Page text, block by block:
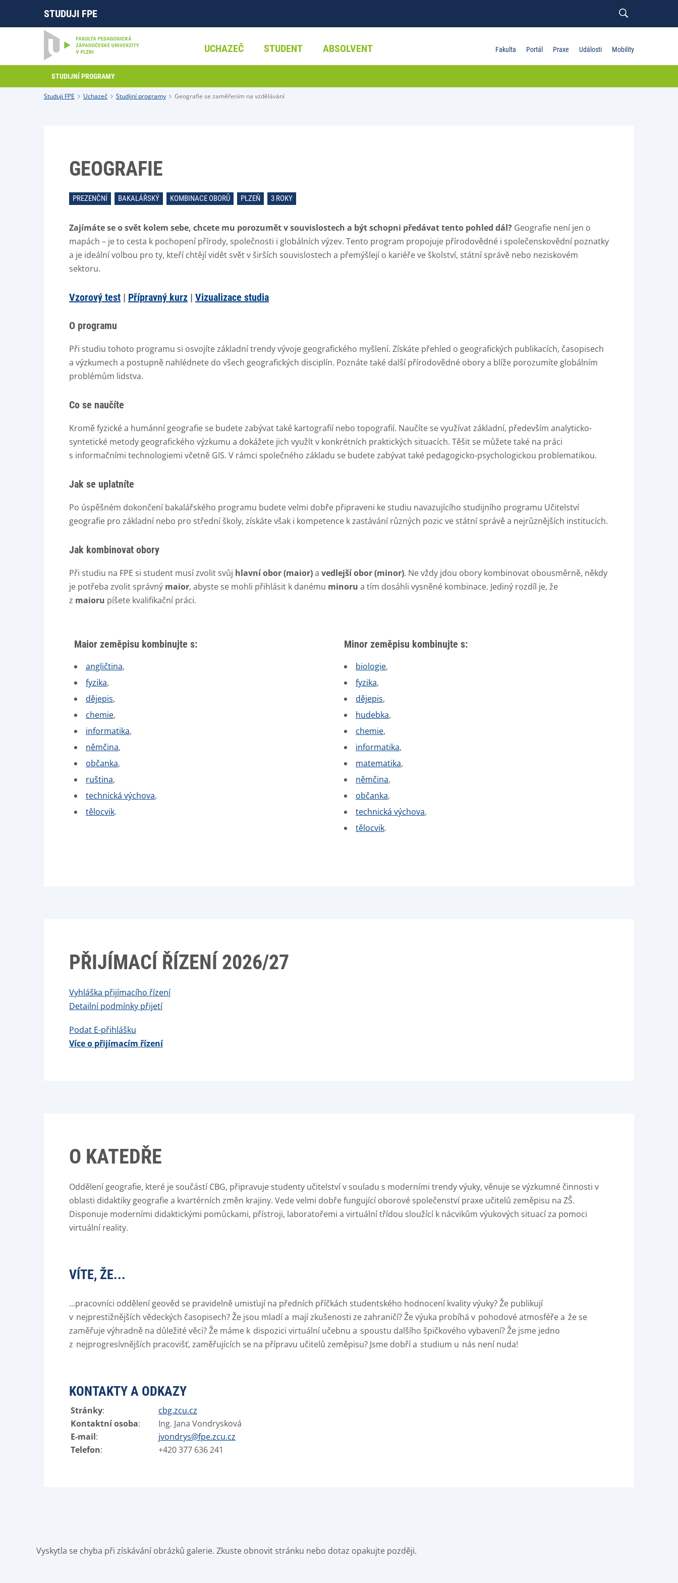
STUDUJI FPE
UCHAZEČ STUDENT ABSOLVENT Fakulta Portál Praxe Události Mobility
STUDIJNÍ PROGRAMY
Studuji FPE Uchazeč Studijní programy Geografie se zaměřením na vzdělávání
GEOGRAFIE
PREZENČNÍ BAKALÁŘSKÝ KOMBINACE OBORŮ PLZEŇ 3 ROKY
Zajímáte se o svět kolem sebe, chcete mu porozumět v souvislostech a být schopni předávat tento pohled dál? Geografie není jen o
mapách – je to cesta k pochopení přírody, společnosti i globálních výzev. Tento program propojuje přírodovědné i společenskovědní poznatky
a je ideální volbou pro ty, kteří chtějí vidět svět v širších souvislostech a přemýšlejí o kariéře ve školství, státní správě nebo neziskovém
sektoru.
Vzorový test | Přípravný kurz | Vizualizace studia
O programu
Při studiu tohoto programu si osvojíte základní trendy vývoje geografického myšlení. Získáte přehled o geografických publikacích, časopisech
a výzkumech a postupně nahlédnete do všech geografických disciplín. Poznáte také další přírodovědné obory a blíže porozumíte globálním
problémům lidstva.
Co se naučíte
Kromě fyzické a humánní geografie se budete zabývat také kartografií nebo topografií. Naučíte se využívat základní, především analyticko-
syntetické metody geografického výzkumu a dokážete jich využít v konkrétních praktických situacích. Těšit se můžete také na práci
s informačními technologiemi včetně GIS. V rámci společného základu se budete zabývat také pedagogicko-psychologickou problematikou.
Jak se uplatníte
Po úspěšném dokončení bakalářského programu budete velmi dobře připraveni ke studiu navazujícího studijního programu Učitelství
geografie pro základní nebo pro střední školy, získáte však i kompetence k zastávání různých pozic ve státní správě a nejrůznějších institucích.
Jak kombinovat obory
Při studiu na FPE si student musí zvolit svůj hlavní obor (maior)a vedlejší obor (minor). Ne vždy jdou obory kombinovat obousměrně, někdy
je potřeba zvolit správný maior, abyste se mohli přihlásit k danému minoru a tím dosáhli vysněné kombinace. Jediný rozdíl je, že
z maioru píšete kvalifikační práci.
Maior zeměpisu kombinujte s:
angličtina,
fyzika,
dějepis,
chemie,
informatika,
němčina,
občanka,
ruština,
technická výchova,
tělocvik.
Minor zeměpisu kombinujte s:
biologie,
fyzika,
dějepis,
hudebka,
chemie,
informatika,
matematika,
němčina,
občanka,
technická výchova,
tělocvik.
PŘIJÍMACÍ ŘÍZENÍ 2026/27
Vyhláška přijímacího řízení
Detailní podmínky přijetí
Podat E-přihlášku
Více o přijímacím řízení
O KATEDŘE
Oddělení geografie, které je součástí CBG, připravuje studenty učitelství v souladu s moderními trendy výuky, věnuje se výzkumné činnosti v
oblasti didaktiky geografie a kvartérních změn krajiny. Vede velmi dobře fungující oborové společenství praxe učitelů zeměpisu na ZŠ.
Disponuje moderními didaktickými pomůckami, přístroji, laboratořemi a virtuální třídou sloužící k nácvikům výukových situací za pomoci
virtuální reality.
VÍTE, ŽE...
...pracovníci oddělení geověd se pravidelně umisťují na předních příčkách studentského hodnocení kvality výuky? Že publikují
v nejprestižnějších vědeckých časopisech? Že jsou mladí a mají zkušenosti ze zahraničí? Že výuka probíhá v pohodové atmosféře a že se
zaměřuje výhradně na důležité věci? Že máme k dispozici virtuální učebnu a spoustu dalšího špičkového vybavení? Že jsme jedno
z nejprogresívnějších pracovišť, zaměřujících se na přípravu učitelů zeměpisu? Jsme dobří a studium u nás není nuda!
KONTAKTY A ODKAZY
Stránky:
cbg.zcu.cz
Kontaktní osoba:
Ing. Jana Vondrysková
E-mail:
jvondrys@fpe.zcu.cz
Telefon: +420 377 636 241
Vyskytla se chyba při získávání obrázků galerie. Zkuste obnovit stránku nebo dotaz opakujte později.